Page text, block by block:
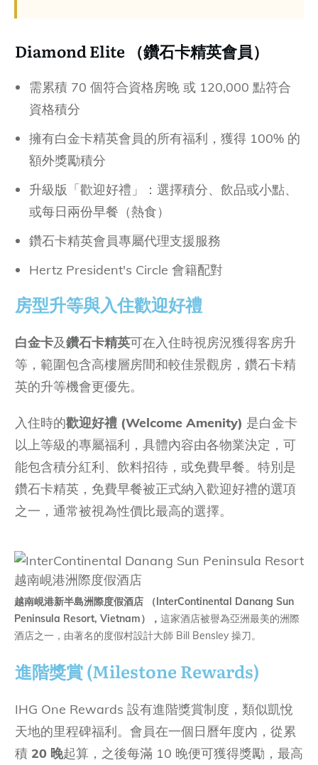
Diamond Elite （鑽石卡精英會員）
需累積 70 個符合資格房晚 或 120,000 點符合
資格積分
擁有白金卡精英會員的所有福利，獲得 100% 的
額外獎勵積分
升級版「歡迎好禮」：選擇積分、飲品或小點、
或每日兩份早餐（熱食）
鑽石卡精英會員專屬代理支援服務
Hertz President's Circle 會籍配對
房型升等與入住歡迎好禮
白金卡及鑽石卡精英可在入住時視房況獲得客房升
等，範圍包含高樓層房間和較佳景觀房，鑽石卡精
英的升等機會更優先。
入住時的歡迎好禮 (Welcome Amenity) 是白金卡
以上等級的專屬福利，具體內容由各物業決定，可
能包含積分紅利、飲料招待，或免費早餐。特別是
鑽石卡精英，免費早餐被正式納入歡迎好禮的選項
之一，通常被視為性價比最高的選擇。
越南峴港新半島洲際度假酒店 （InterContinental Danang Sun
Peninsula Resort, Vietnam）， 這家酒店被譽為亞洲最美的洲際
酒店之一，由著名的度假村設計大師 Bill Bensley 操刀。
進階獎賞 (Milestone Rewards)
IHG One Rewards 設有進階獎賞制度，類似凱悅
天地的里程碑福利。會員在一個日曆年度內，從累
積 20 晚起算，之後每滿 10 晚便可獲得獎勵，最高